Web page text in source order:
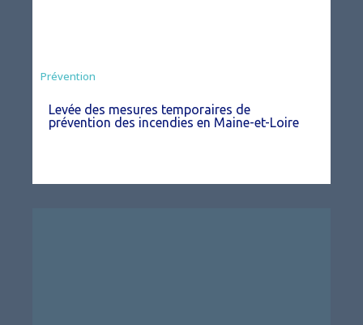
Préfecture
Prévention
Levée des mesures temporaires de
prévention des incendies en Maine-et-Loire